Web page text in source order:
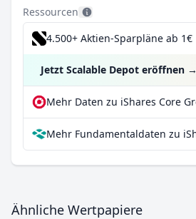
Ressourcen
4.500+ Aktien-Sparpläne ab 1€
Jetzt Scalable Depot eröffnen →
Ähnliche Wertpapiere